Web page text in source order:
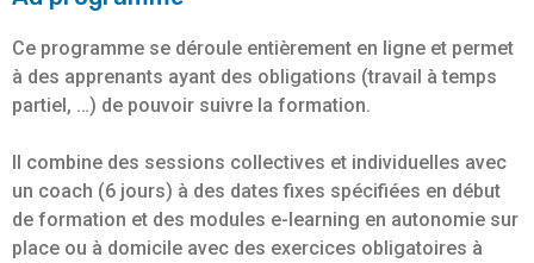
Ce programme se déroule entièrement en ligne et permet
à des apprenants ayant des obligations (travail à temps
partiel, …) de pouvoir suivre la formation.
Il combine des sessions collectives et individuelles avec
un coach (6 jours) à des dates fixes spécifiées en début
de formation et des modules e-learning en autonomie sur
place ou à domicile avec des exercices obligatoires à